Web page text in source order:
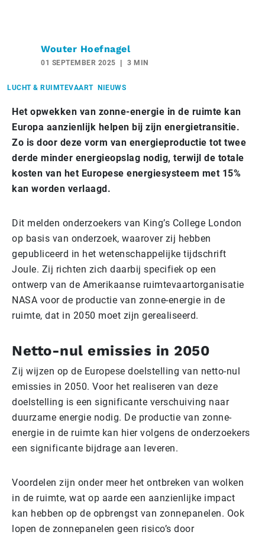
Wouter Hoefnagel
01 SEPTEMBER 2025 3 MIN
LUCHT & RUIMTEVAART NIEUWS
Het opwekken van zonne-energie in de ruimte kan
Europa aanzienlijk helpen bij zijn energietransitie.
Zo is door deze vorm van energieproductie tot twee
derde minder energieopslag nodig, terwijl de totale
kosten van het Europese energiesysteem met 15%
kan worden verlaagd.
Dit melden onderzoekers van King’s College London
op basis van onderzoek, waarover zij hebben
gepubliceerd in het wetenschappelijke tijdschrift
Joule. Zij richten zich daarbij specifiek op een
ontwerp van de Amerikaanse ruimtevaartorganisatie
NASA voor de productie van zonne-energie in de
ruimte, dat in 2050 moet zijn gerealiseerd.
Netto-nul emissies in 2050
Zij wijzen op de Europese doelstelling van netto-nul
emissies in 2050. Voor het realiseren van deze
doelstelling is een significante verschuiving naar
duurzame energie nodig. De productie van zonne-
energie in de ruimte kan hier volgens de onderzoekers
een significante bijdrage aan leveren.
Voordelen zijn onder meer het ontbreken van wolken
in de ruimte, wat op aarde een aanzienlijke impact
kan hebben op de opbrengst van zonnepanelen. Ook
lopen de zonnepanelen geen risico’s door